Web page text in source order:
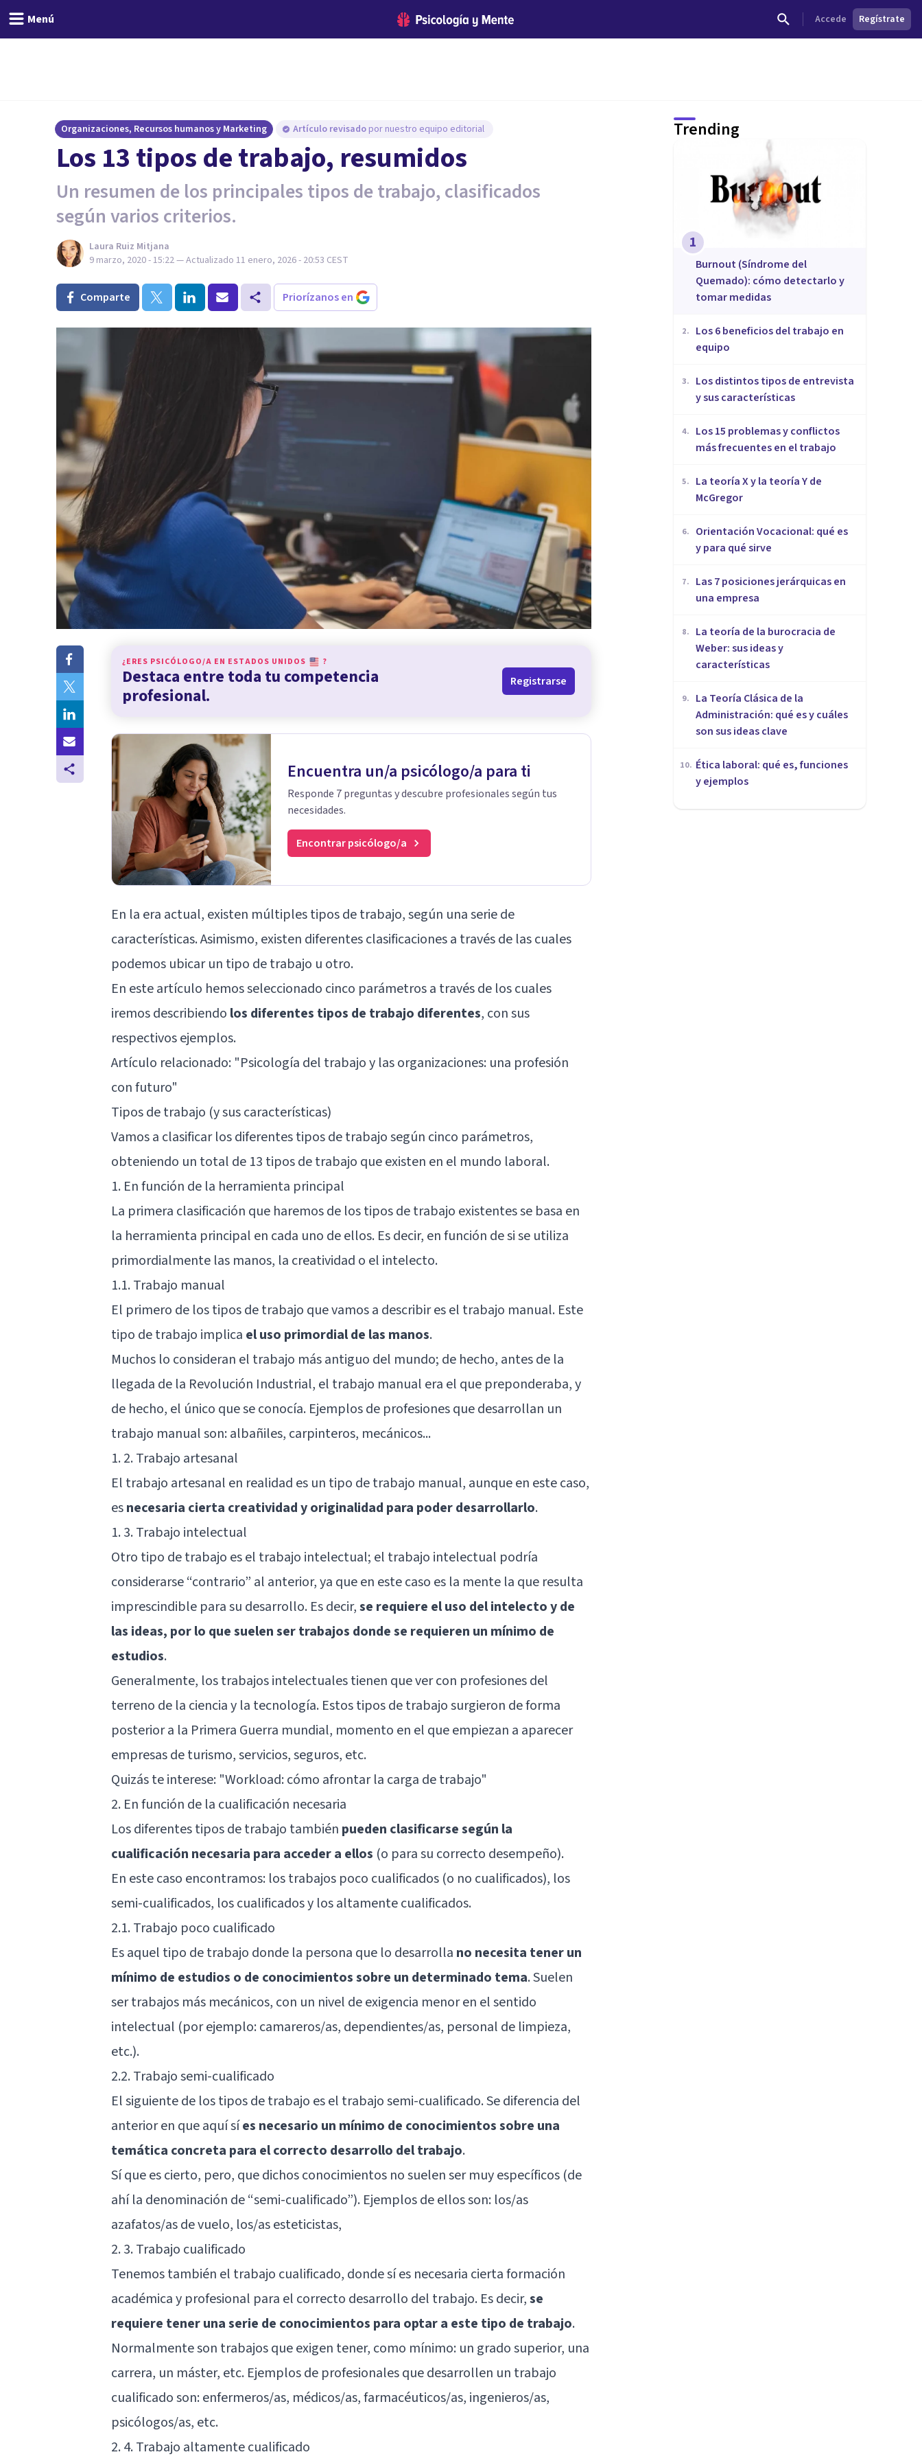
Menú Accede Regístrate
Organizaciones, Recursos humanos y Marketing Artículo revisado por nuestro equipo editorial
Los 13 tipos de trabajo, resumidos
Un resumen de los principales tipos de trabajo, clasificados
según varios criterios.
Laura Ruiz Mitjana
9 marzo, 2020 - 15:22— Actualizado 11 enero, 2026 - 20:53 CEST
Comparte Priorízanos en
¿ERES PSICÓLOGO/A EN ESTADOS UNIDOS ?
Destaca entre toda tu competencia
profesional.
Registrarse
Encuentra un/a psicólogo/a para ti
Responde 7 preguntas y descubre profesionales según tus
necesidades.
Encontrar psicólogo/a
En la era actual, existen múltiples tipos de trabajo, según una serie de
características. Asimismo, existen diferentes clasificaciones a través de las cuales
podemos ubicar un tipo de trabajo u otro.
En este artículo hemos seleccionado cinco parámetros a través de los cuales
iremos describiendo los diferentes tipos de trabajo diferentes, con sus
respectivos ejemplos.
Artículo relacionado: "Psicología del trabajo y las organizaciones: una profesión
con futuro"
Tipos de trabajo (y sus características)
Vamos a clasificar los diferentes tipos de trabajo según cinco parámetros,
obteniendo un total de 13 tipos de trabajo que existen en el mundo laboral.
1. En función de la herramienta principal
La primera clasificación que haremos de los tipos de trabajo existentes se basa en
la herramienta principal en cada uno de ellos. Es decir, en función de si se utiliza
primordialmente las manos, la creatividad o el intelecto.
1.1. Trabajo manual
El primero de los tipos de trabajo que vamos a describir es el trabajo manual. Este
tipo de trabajo implica el uso primordial de las manos.
Muchos lo consideran el trabajo más antiguo del mundo; de hecho, antes de la
llegada de la Revolución Industrial, el trabajo manual era el que preponderaba, y
de hecho, el único que se conocía. Ejemplos de profesiones que desarrollan un
trabajo manual son: albañiles, carpinteros, mecánicos...
1. 2. Trabajo artesanal
El trabajo artesanal en realidad es un tipo de trabajo manual, aunque en este caso,
esnecesaria cierta creatividad y originalidad para poder desarrollarlo.
1. 3. Trabajo intelectual
Otro tipo de trabajo es el trabajo intelectual; el trabajo intelectual podría
considerarse “contrario” al anterior, ya que en este caso es la mente la que resulta
imprescindible para su desarrollo. Es decir,se requiere el uso del intelecto y de
las ideas, por lo que suelen ser trabajos donde se requieren un mínimo de
estudios.
Generalmente, los trabajos intelectuales tienen que ver con profesiones del
terreno de la ciencia y la tecnología. Estos tipos de trabajo surgieron de forma
posterior a la Primera Guerra mundial, momento en el que empiezan a aparecer
empresas de turismo, servicios, seguros, etc.
Quizás te interese: "Workload: cómo afrontar la carga de trabajo"
2. En función de la cualificación necesaria
Los diferentes tipos de trabajo también pueden clasificarse según la
cualificación necesaria para acceder a ellos (o para su correcto desempeño).
En este caso encontramos: los trabajos poco cualificados (o no cualificados), los
semi-cualificados, los cualificados y los altamente cualificados.
2.1. Trabajo poco cualificado
Es aquel tipo de trabajo donde la persona que lo desarrolla no necesita tener un
mínimo de estudios o de conocimientos sobre un determinado tema. Suelen
ser trabajos más mecánicos, con un nivel de exigencia menor en el sentido
intelectual (por ejemplo: camareros/as, dependientes/as, personal de limpieza,
etc.).
2.2. Trabajo semi-cualificado
El siguiente de los tipos de trabajo es el trabajo semi-cualificado. Se diferencia del
anterior en que aquí síes necesario un mínimo de conocimientos sobre una
temática concreta para el correcto desarrollo del trabajo.
Sí que es cierto, pero, que dichos conocimientos no suelen ser muy específicos (de
ahí la denominación de “semi-cualificado”). Ejemplos de ellos son: los/as
azafatos/as de vuelo, los/as esteticistas,
2. 3. Trabajo cualificado
Tenemos también el trabajo cualificado, donde sí es necesaria cierta formación
académica y profesional para el correcto desarrollo del trabajo. Es decir,se
requiere tener una serie de conocimientos para optar a este tipo de trabajo.
Normalmente son trabajos que exigen tener, como mínimo: un grado superior, una
carrera, un máster, etc. Ejemplos de profesionales que desarrollen un trabajo
cualificado son: enfermeros/as, médicos/as, farmacéuticos/as, ingenieros/as,
psicólogos/as, etc.
2. 4. Trabajo altamente cualificado
Trending
1
Burnout (Síndrome del
Quemado): cómo detectarlo y
tomar medidas
2.
​Los 6 beneficios del trabajo en
equipo
3.
​Los distintos tipos de entrevista
y sus características
4.
​Los 15 problemas y conflictos
más frecuentes en el trabajo
5.
La teoría X y la teoría Y de
McGregor
6.
Orientación Vocacional: qué es
y para qué sirve
7.
Las 7 posiciones jerárquicas en
una empresa
8.
La teoría de la burocracia de
Weber: sus ideas y
características
9.
La Teoría Clásica de la
Administración: qué es y cuáles
son sus ideas clave
10. Ética laboral: qué es, funciones
y ejemplos